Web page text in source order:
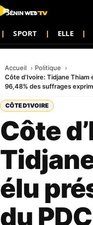
SPORT ELLE
Accueil
Politique
Côte d’Ivoire: Tidjane Thiam
96,48% des suffrages
CÔTE D'IVOIRE
Côte
élu
du